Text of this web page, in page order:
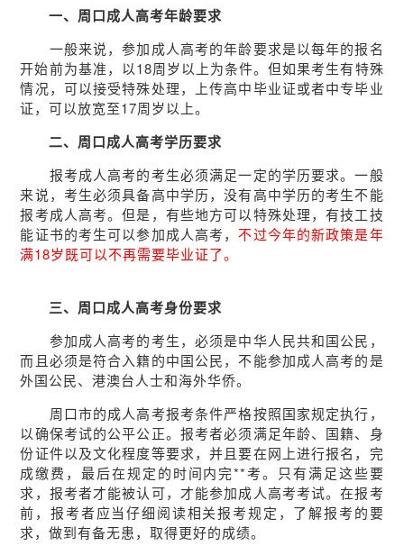
一、周口成人高考年龄要求
一般来说，参加成人高考的年龄要求是以每年的报名
开始前为基准，以18周岁以上为条件。但如果考生有特殊
情况，可以接受特殊处理，上传高中毕业证或者中专毕业
证，可以放宽至17周岁以上。
二、周口成人高考学历要求
报考成人高考的考生必须满足一定的学历要求。一般
来说，考生必须具备高中学历，没有高中学历的考生不能
报考成人高考。但是，有些地方可以特殊处理，有技工技
能证书的考生可以参加成人高考，不过今年的新政策是年
满18岁既可以不再需要毕业证了。
三、周口成人高考身份要求
参加成人高考的考生，必须是中华人民共和国公民，
而且必须是符合入籍的中国公民，不能参加成人高考的是
外国公民、港澳台人士和海外华侨。
周口市的成人高考报考条件严格按照国家规定执行，
以确保考试的公平公正。报考者必须满足年龄、国籍、身
份证件以及文化程度等要求，并且要在网上进行报名，完
成缴费，最后在规定的时间内完**考。只有满足这些要
求，报考者才能被认可，才能参加成人高考考试。在报考
前，报考者应当仔细阅读相关报考规定，了解报考的要
求，做到有备无患，取得更好的成绩。